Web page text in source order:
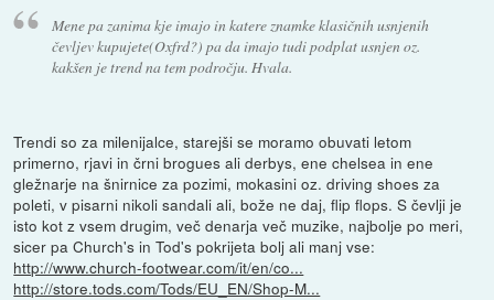
Mene pa zanima kje imajo in katere znamke klasičnih usnjenih
čevljev kupujete(Oxfrd?) pa da imajo tudi podplat usnjen oz.
kakšen je trend na tem področju. Hvala.
Trendi so za milenijalce, starejši se moramo obuvati letom
primerno, rjavi in črni brogues ali derbys, ene chelsea in ene
gležnarje na šnirnice za pozimi, mokasini oz. driving shoes za
poleti, v pisarni nikoli sandali ali, bože ne daj, flip flops. S čevlji je
isto kot z vsem drugim, več denarja več muzike, najbolje po meri,
sicer pa Church's in Tod's pokrijeta bolj ali manj vse:
http://www.church-footwear.com/it/en/co...
http://store.tods.com/Tods/EU_EN/Shop-M...